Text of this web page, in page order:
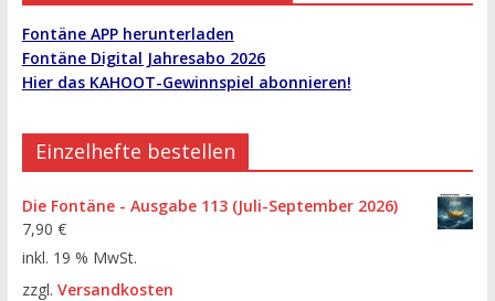
Fontäne APP herunterladen
Fontäne Digital Jahresabo 2026
Hier das KAHOOT-Gewinnspiel abonnieren!
Einzelhefte bestellen
Die Fontäne - Ausgabe 113 (Juli-September 2026)
7,90 €
inkl. 19 % MwSt.
zzgl. Versandkosten